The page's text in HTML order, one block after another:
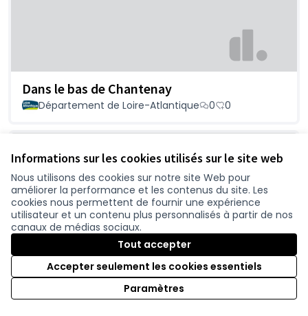
Informations sur les cookies utilisés sur le site web
Nous utilisons des cookies sur notre site Web pour
améliorer la performance et les contenus du site. Les
cookies nous permettent de fournir une expérience
utilisateur et un contenu plus personnalisés à partir de nos
canaux de médias sociaux.
Tout accepter
Accepter seulement les cookies essentiels
Paramètres
Dans le bas de Chantenay
Département de Loire-Atlantique 0 0
Aux Nefs avec mon amie américaine
Département de Loire-Atlantique 0 0